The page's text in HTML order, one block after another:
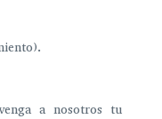
a nosotros tu